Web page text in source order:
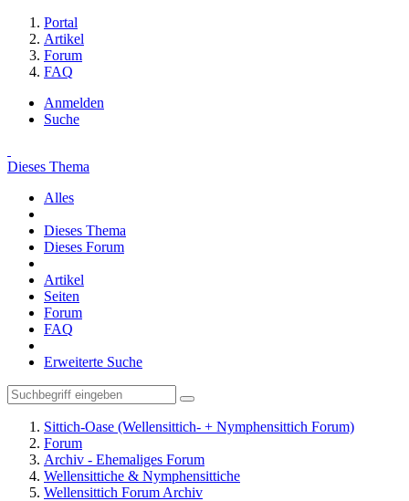
Portal
Artikel
Forum
FAQ
Anmelden
Suche
Dieses Thema
Alles
Dieses Thema
Dieses Forum
Artikel
Seiten
Forum
FAQ
Erweiterte Suche
Sittich-Oase (Wellensittich- + Nymphensittich Forum)
Forum
Archiv - Ehemaliges Forum
Wellensittiche & Nymphensittiche
Wellensittich Forum Archiv